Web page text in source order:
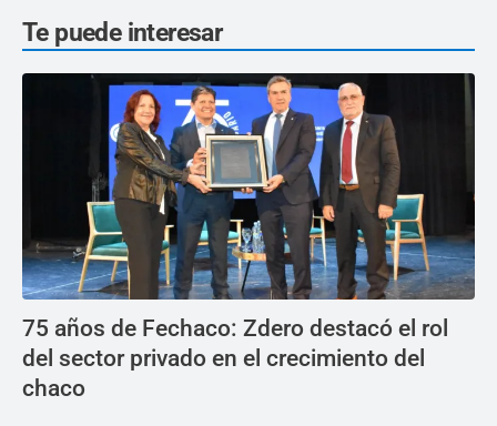
Te puede interesar
75 años de Fechaco: Zdero destacó el rol
del sector privado en el crecimiento del
chaco